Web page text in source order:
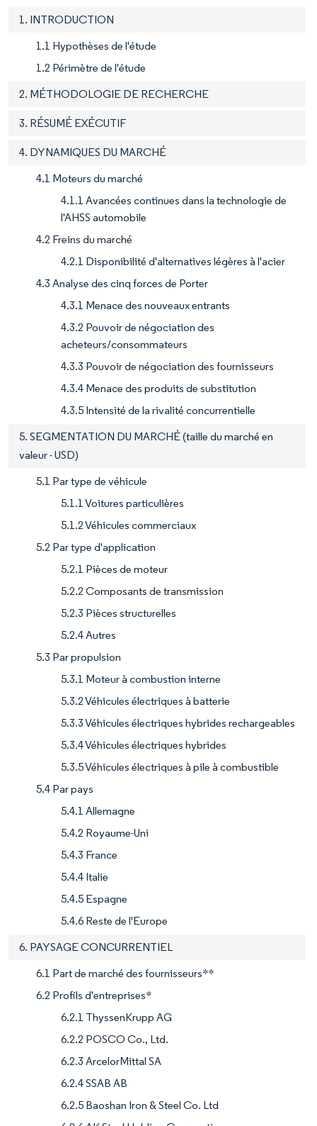
1. INTRODUCTION
1.1 Hypothèses de l'étude
1.2 Périmètre de l'étude
2. MÉTHODOLOGIE DE RECHERCHE
3. RÉSUMÉ EXÉCUTIF
4. DYNAMIQUES DU MARCHÉ
4.1 Moteurs du marché
4.1.1 Avancées continues dans la technologie de
l'AHSS automobile
4.2 Freins du marché
4.2.1 Disponibilité d'alternatives légères à l'acier
4.3 Analyse des cinq forces de Porter
4.3.1 Menace des nouveaux entrants
4.3.2 Pouvoir de négociation des
acheteurs/consommateurs
4.3.3 Pouvoir de négociation des fournisseurs
4.3.4 Menace des produits de substitution
4.3.5 Intensité de la rivalité concurrentielle
5. SEGMENTATION DU MARCHÉ (taille du marché en
valeur - USD)
5.1 Par type de véhicule
5.1.1 Voitures particulières
5.1.2 Véhicules commerciaux
5.2 Par type d'application
5.2.1 Pièces de moteur
5.2.2 Composants de transmission
5.2.3 Pièces structurelles
5.2.4 Autres
5.3 Par propulsion
5.3.1 Moteur à combustion interne
5.3.2 Véhicules électriques à batterie
5.3.3 Véhicules électriques hybrides rechargeables
5.3.4 Véhicules électriques hybrides
5.3.5 Véhicules électriques à pile à combustible
5.4 Par pays
5.4.1 Allemagne
5.4.2 Royaume-Uni
5.4.3 France
5.4.4 Italie
5.4.5 Espagne
5.4.6 Reste de l'Europe
6. PAYSAGE CONCURRENTIEL
6.1 Part de marché des fournisseurs**
6.2 Profils d'entreprises*
6.2.1 ThyssenKrupp AG
6.2.2 POSCO Co., Ltd.
6.2.3 ArcelorMittal SA
6.2.4 SSAB AB
6.2.5 Baoshan Iron & Steel Co. Ltd